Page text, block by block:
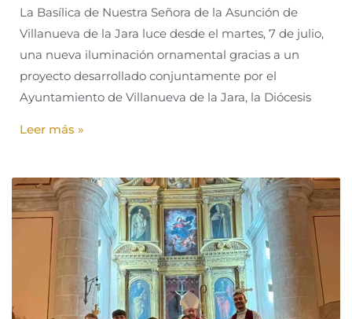
La Basílica de Nuestra Señora de la Asunción de
Villanueva de la Jara luce desde el martes, 7 de julio,
una nueva iluminación ornamental gracias a un
proyecto desarrollado conjuntamente por el
Ayuntamiento de Villanueva de la Jara, la Diócesis
Leer más »